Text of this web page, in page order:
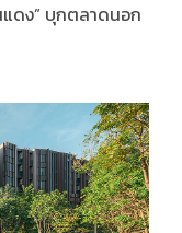
แดง” บุกตลาดนอก